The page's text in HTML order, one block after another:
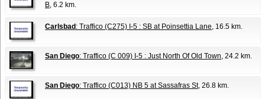
B, 6.2 km.
Carlsbad : Traffico (C275) I-5 : SB at Poinsettia Lane, 16.5 km.
San Diego: Traffico (C 009) I-5 : Just North Of Old Town, 24.2 km.
San Diego: Traffico (C013) NB 5 at Sassafras St, 26.8 km.